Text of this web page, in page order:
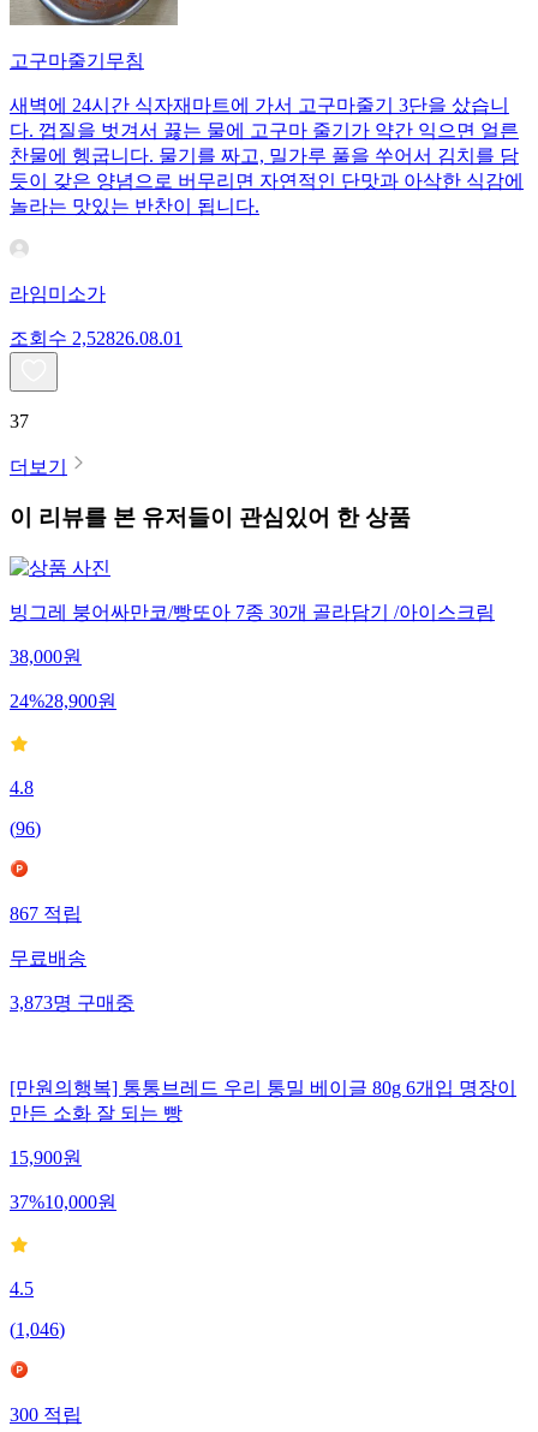
고구마줄기무침
새벽에 24시간 식자재마트에 가서 고구마줄기 3단을 샀습니
다. 껍질을 벗겨서 끓는 물에 고구마 줄기가 약간 익으면 얼른
찬물에 헹굽니다. 물기를 짜고, 밀가루 풀을 쑤어서 김치를 담
듯이 갖은 양념으로 버무리면 자연적인 단맛과 아삭한 식감에
놀라는 맛있는 반찬이 됩니다.
라임미소가
조회수 2,52826.08.01
37
더보기
이 리뷰를 본 유저들이 관심있어 한 상품
빙그레 붕어싸만코/빵또아 7종 30개 골라담기 /아이스크림
38,000원
24%28,900원
4.8
(96)
867 적립
무료배송
3,873명 구매중
[만원의행복] 통통브레드 우리 통밀 베이글 80g 6개입 명장이
만든 소화 잘 되는 빵
15,900원
37%10,000원
4.5
(1,046)
300적립